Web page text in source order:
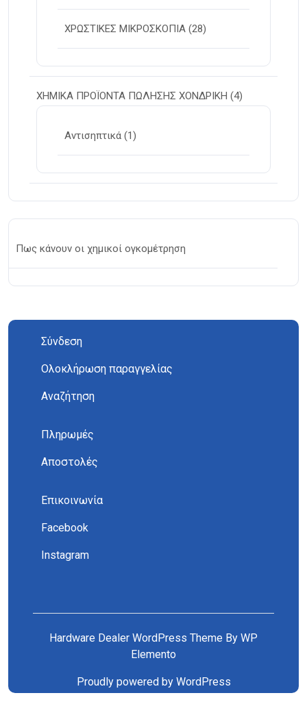
ΧΡΩΣΤΙΚΕΣ ΜΙΚΡΟΣΚΟΠΙΑ (28)
ΧΗΜΙΚΑ ΠΡΟΪΟΝΤΑ ΠΩΛΗΣΗΣ ΧΟΝΔΡΙΚΗ (4)
Αντισηπτικά (1)
Πως κάνουν οι χημικοί ογκομέτρηση
Σύνδεση
Ολοκλήρωση παραγγελίας
Αναζήτηση
Πληρωμές
Αποστολές
Επικοινωνία
Facebook
Instagram
Hardware Dealer WordPress Theme By WP
Elemento
Proudly powered by WordPress